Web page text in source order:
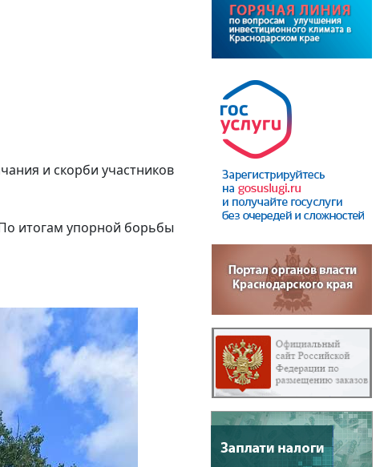
и скорби участников
итогам упорной борьбы